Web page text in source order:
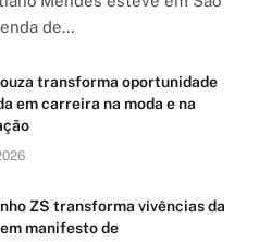
de…
transforma oportunidade
em carreira na moda e na
ZS transforma vivências da
manifesto de